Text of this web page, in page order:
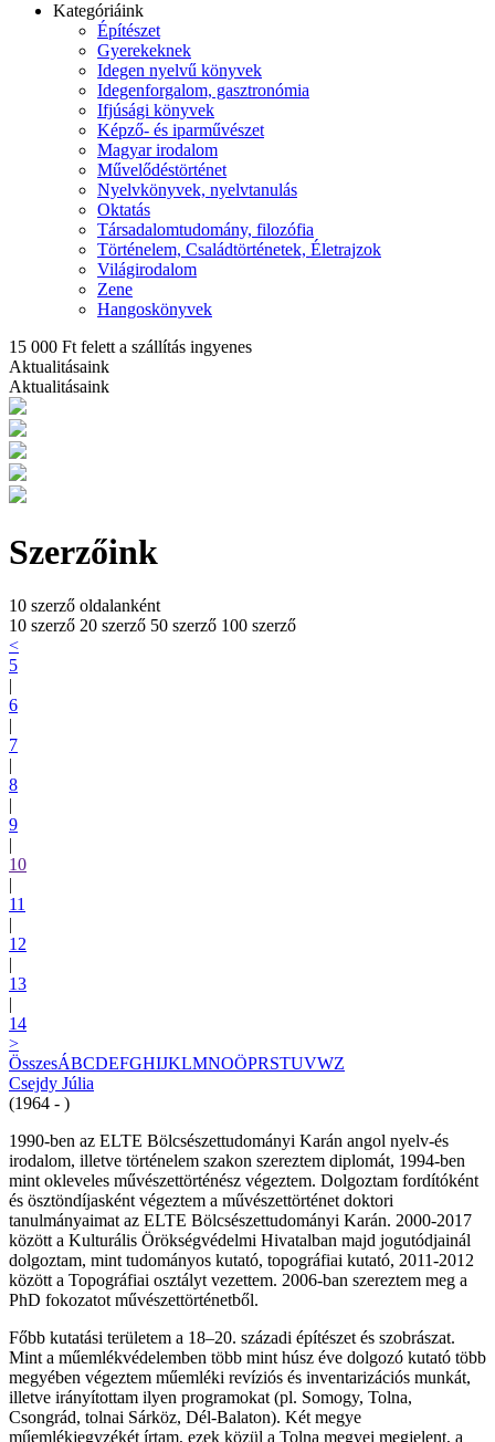
Kategóriáink
Építészet
Gyerekeknek
Idegen nyelvű könyvek
Idegenforgalom, gasztronómia
Ifjúsági könyvek
Képző- és iparművészet
Magyar irodalom
Művelődéstörténet
Nyelvkönyvek, nyelvtanulás
Oktatás
Társadalomtudomány, filozófia
Történelem, Családtörténetek, Életrajzok
Világirodalom
Zene
Hangoskönyvek
15 000 Ft felett a szállítás ingyenes
Aktualitásaink
Aktualitásaink
Szerzőink
10 szerző oldalanként
10 szerző 20 szerző 50 szerző 100 szerző
<
5
|
6
|
7
|
8
|
9
|
10
|
11
|
12
|
13
|
14
>
ÖsszesÁBCDEFGHIJKLMNOÖPRSTUVWZ
Csejdy Júlia
(1964 - )
1990-ben az ELTE Bölcsészettudományi Karán angol nyelv-és
irodalom, illetve történelem szakon szereztem diplomát, 1994-ben
mint okleveles művészettörténész végeztem. Dolgoztam fordítóként
és ösztöndíjasként végeztem a művészettörténet doktori
tanulmányaimat az ELTE Bölcsészettudományi Karán. 2000-2017
között a Kulturális Örökségvédelmi Hivatalban majd jogutódjainál
dolgoztam, mint tudományos kutató, topográfiai kutató, 2011-2012
között a Topográfiai osztályt vezettem. 2006-ban szereztem meg a
PhD fokozatot művészettörténetből.
Főbb kutatási területem a 18–20. századi építészet és szobrászat.
Mint a műemlékvédelemben több mint húsz éve dolgozó kutató több
megyében végeztem műemléki revíziós és inventarizációs munkát,
illetve irányítottam ilyen programokat (pl. Somogy, Tolna,
Csongrád, tolnai Sárköz, Dél-Balaton). Két megye
műemlékjegyzékét írtam, ezek közül a Tolna megyei megjelent, a